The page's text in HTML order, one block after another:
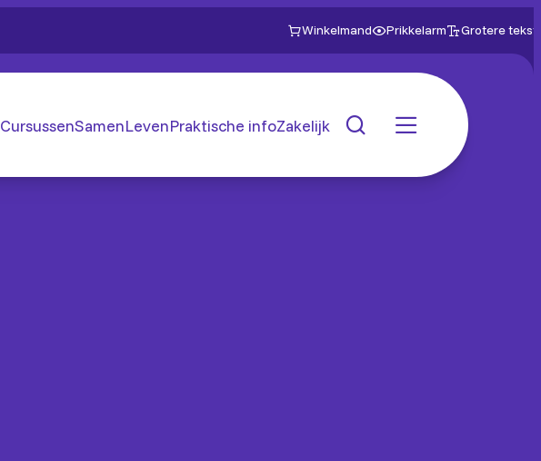
Winkelmand Prikkelarm Grotere tekst
CursussenSamenLevenPraktische infoZakelijk